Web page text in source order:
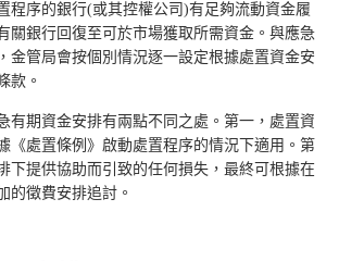
程序的銀行(或其控權公司)有足夠流動資金履
關銀行回復至可於市場獲取所需資金。與應急
金管局會按個別情況逐一設定根據處置資金安
款。
有期資金安排有兩點不同之處。第一，處置資
《處置條例》啟動處置程序的情況下適用。第
下提供協助而引致的任何損失，最終可根據在
的徵費安排追討。